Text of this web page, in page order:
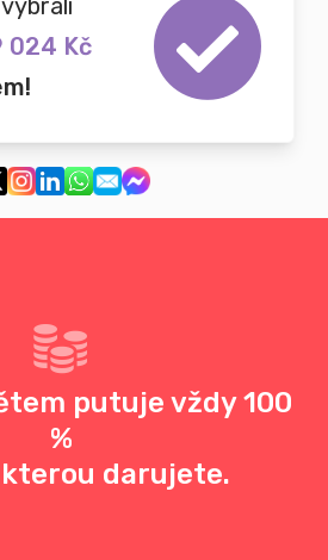
024 Kč
putuje vždy 100
%
darujete.